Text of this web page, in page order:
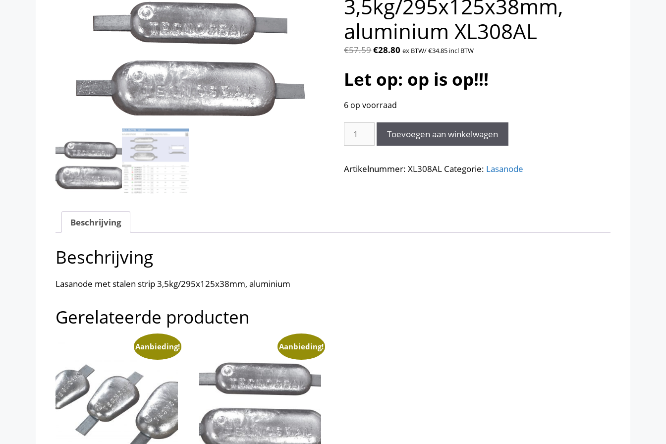
3,5kg/295x125x38mm,
aluminium XL308AL
€57.59Oorspronkelijke
was:
€57.59.
€28.80 Huidige
is:
€28.80.
ex BTW/€34.85 incl BTW
Let op: op is op!!!
6 op voorraad
met
strip
Toevoegen aan winkelwagen
Artikelnummer:XL308AL Categorie: Lasanode
Beschrijving
Beschrijving
Lasanode met stalen strip 3,5kg/295x125x38mm, aluminium
Gerelateerde producten
Aanbieding! Aanbieding!